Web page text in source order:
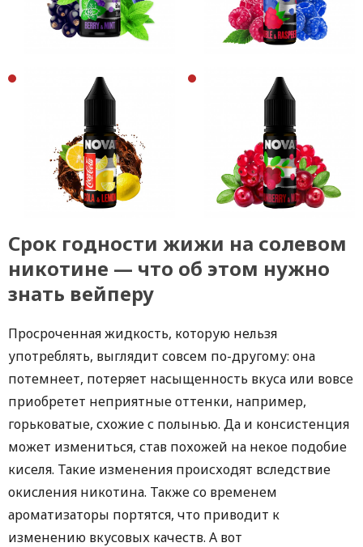
Срок годности жижи на солевом
никотине — что об этом нужно
знать вейперу
Просроченная жидкость, которую нельзя
употреблять, выглядит совсем по-другому: она
потемнеет, потеряет насыщенность вкуса или вовсе
приобретет неприятные оттенки, например,
горьковатые, схожие с полынью. Да и консистенция
может измениться, став похожей на некое подобие
киселя. Такие изменения происходят вследствие
окисления никотина. Также со временем
ароматизаторы портятся, что приводит к
изменению вкусовых качеств. А вот